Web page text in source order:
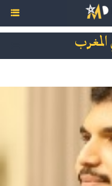
المغرب